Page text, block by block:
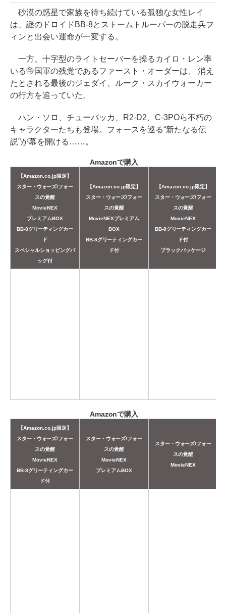
砂漠の惑星で家族を待ち続けている孤独な女性レイ
は、謎のドロイドBB-8とストームトルーパーの脱走兵フ
ィンと出会い運命が一変する。
一方、十字型のライトセーバーを操るカイロ・レン率
いる帝国軍の残党であるファースト・オーダーは、 消え
たとされる最後のジェダイ、ルーク・スカイウォーカー
の行方を追っていた。
ハン・ソロ、チューバッカ、R2-D2、C-3POら不朽の
キャラクターたちも登場。フォースを巡る“新たなる伝
説”が幕を開ける……。
Amazonで購入
【Amazon.co.jp限定】
スター・ウォーズ/フォー
スの覚醒
MovieNEX
プレミアムBOX
BB-8グリーティングカー
ド
スペシャルショッピングバ
ッグ付
【Amazon.co.jp限定】
スター・ウォーズ/フォー
スの覚醒
MovieNEXプレミアム
BOX
BB-8グリーティングカー
ド付
【Amazon.co.jp限定】
スター・ウォーズ/フォー
スの覚醒
MovieNEX
BB-8グリーティングカー
ド付
ブラックパッケージ
Amazonで購入
【Amazon.co.jp限定】
スター・ウォーズ/フォー
スの覚醒
MovieNEX
BB-8グリーティングカー
ド付
スター・ウォーズ/フォー
スの覚醒
MovieNEX
プレミアムBOX
スター・ウォーズ/フォー
スの覚醒
MovieNEX